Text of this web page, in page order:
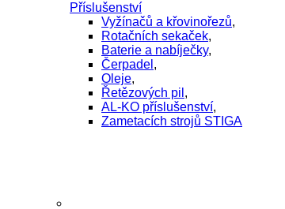
Příslušenství
Vyžínačů a křovinořezů,
Rotačních sekaček,
Baterie a nabíječky,
Čerpadel ,
Oleje,
Řetězových pil ,
AL-KO příslušenství,
Zametacích strojů STIGA